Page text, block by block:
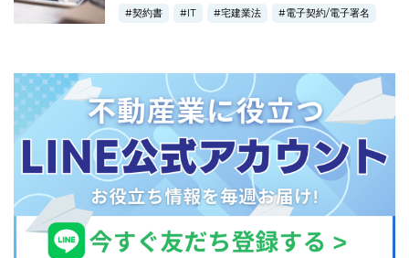
契約書 IT 宅建業法 電子契約/電子署名